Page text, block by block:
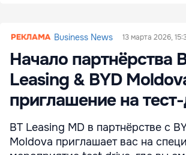
Business News 13 марта 2026,
Начало партнёрства
Leasing & BYD
приглашение на
BT Leasing MD в партнёрстве с
Moldova приглашает вас на